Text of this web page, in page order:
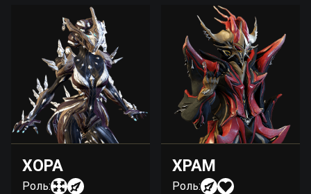
ХОРА
Роль:
ХРАМ
Роль: